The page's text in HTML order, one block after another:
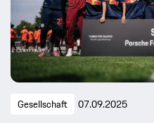
Gesellschaft 07.09.2025